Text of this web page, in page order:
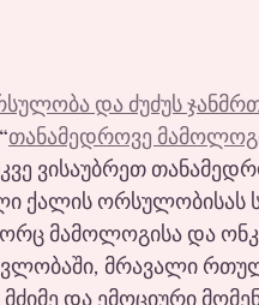
და ძუძუს
თანამედროვე
ვისაუბრეთ
ქალის ორსულობისას
მამოლოგისა და
მრავალი
და ემოციური